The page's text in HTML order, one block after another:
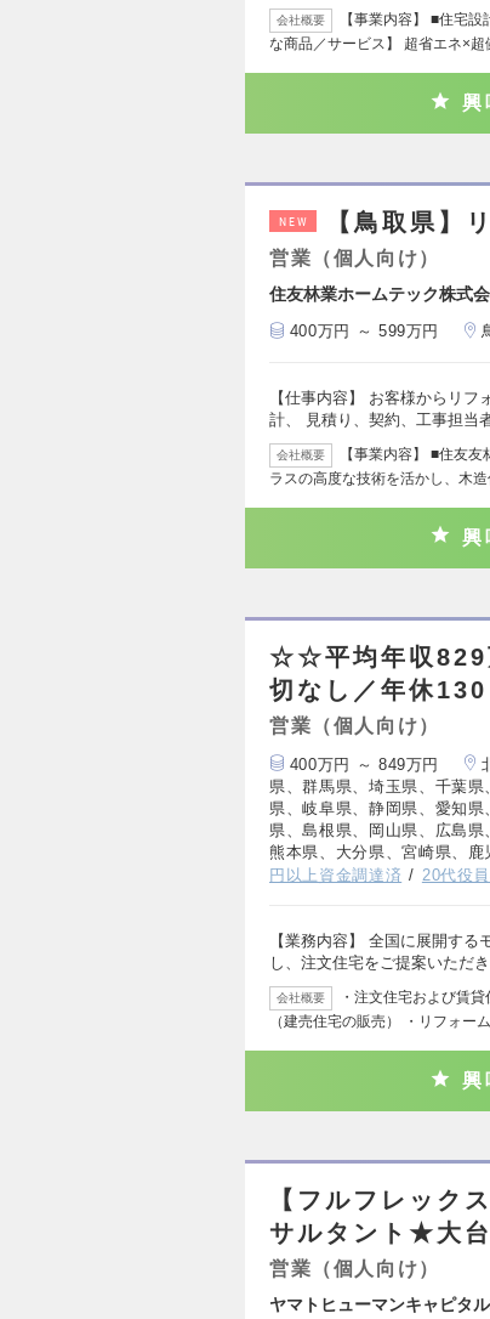
会社概要
【事業内容】 ■住宅
な商品／サービス】 超省エネ×
興
NEW 【鳥取県】
営業（個人向け）
住友林業ホームテック株式
400万円 ～ 599万円
【仕事内容】 お客様からリ
計、 見積り、契約、工事担当
会社概要
【事業内容】 ■住友
ラスの高度な技術を活かし、木
興
☆☆平均年収829
切なし／年休
営業（個人向け）
400万円 ～ 849万円
県、群馬県、埼玉県、千葉
県、岐阜県、静岡県、愛知
県、島根県、岡山県、広島
熊本県、大分県、宮崎県、鹿
円以上資金調達済
20代役
【業務内容】 全国に展開す
し、注文住宅をご提案いただ
会社概要
・注文住宅および賃
（建売住宅の販売） ・リフォー
興
【フルフレック
サルタント★大
営業（個人向け）
ヤマトヒューマンキャピタ